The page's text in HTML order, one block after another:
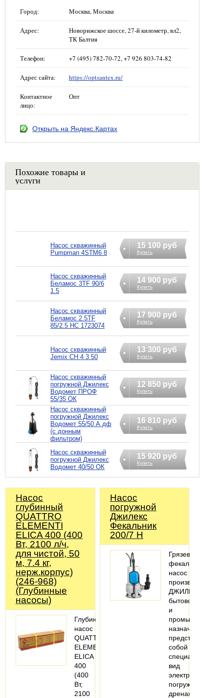
Город: Москва, Москва
Адрес:
Новорижское шоссе, 27-й километр, вл2,
ТК Балтия
Телефон: +7 (495) 782-70-72, +7 926 803-74-82
Адрес сайта: https://optsantex.ru/
Контактное
лицо:
Опт
Открыть на Яндекс.Картах
Похожие товары и
услуги
Насос скважинный
Pumpman 4STM6 8
15 100 руб
Купить
Насос скважинный
Беламос 3TF 90/6
1.5
14 900 руб
Купить
Насос скважинный
Беламос 2.5TF
85/2.5 НС 1723074
17 900 руб
Купить
Насос скважинный
Jemix СН 4 3 50
13 300 руб
Купить
Насос скважинный
погружной Джилекс
Водомет ПРОФ
55/35 ОК
12 850 руб
Купить
Насос скважинный
погружной Джилекс
Водомет 55/50 А дф
(с донным
фильтром)
16 810 руб
Купить
Насос скважинный
погружной Джилекс
Водомет 40/50 ОК
15 920 руб
Купить
Насос
глубинный
QUATTRO
ELEMENTI
ELICA 400 (400
Вт, 2100 л/ч,
для чистой, 50
м, 7.4 кг,
нерж.корпус)
(246-968)
(Глубинные
насосы)
Глубинный
насос
QUATTRO
ELEMENTI
ELICA
400
(400
Вт,
2100
Насос
погружной
Джилекс
Фекальник
200/7 Н
Грязевой
фекальный
насос
производства
ДЖИЛЕКС
бытового
и
назначения
представляет
собой
специальный
вид
электрических
погружных
дренажных…